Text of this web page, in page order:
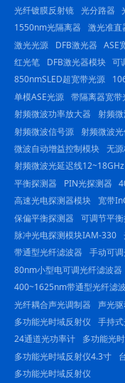
光纤镀膜反射镜 光分路器
1550nm光隔离器
激光准直
激光光源
DFB激光器 ASE
红光笔
DFB激光器模块 可
850nmSLED超宽带光源
单模ASE光源 带隔离器宽带
射频微波功率放大器
射频
射频微波信号源 射频微波
微波自动增益控制模块 无
射频微波光延迟线12~18GHz
平衡探测器
PIN光探测器
高速光电探测器模块
宽带
保偏平衡探测器
可调节平
脉冲光电探测模块IAM-330
带通型光纤滤波器
手动可
80nm小型电可调光纤滤波器
400~1625nm带通型光纤滤
光纤耦合声光调制器
声光
多功能光时域反射仪
手持
24通道光功率计
多功能光
多功能光时域反射仪4.3寸
多功能光时域反射仪